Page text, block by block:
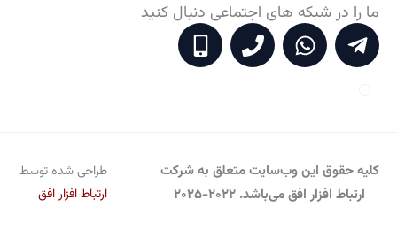
ما را در شبکه های اجتماعی دنبال کنید
T
e
l
a
m
-
W
h
a
p
p
P
h
o
M
o
b
-
a
کلیه حقوق این وب‌سایت متعلق به شرکت
ارتباط افزار افق می‌باشد. 2022-2025
طراحی شده توسط
ارتباط افزار افق